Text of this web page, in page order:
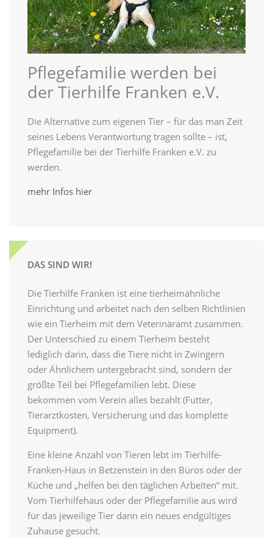
Pflegefamilie werden bei
der Tierhilfe Franken e.V.
Die Alternative zum eigenen Tier – für das man Zeit
seines Lebens Verantwortung tragen sollte – ist,
Pflegefamilie bei der Tierhilfe Franken e.V. zu
werden.
mehr Infos hier
DAS SIND WIR!
Die Tierhilfe Franken ist eine tierheimähnliche
Einrichtung und arbeitet nach den selben Richtlinien
wie ein Tierheim mit dem Veterinäramt zusammen.
Der Unterschied zu einem Tierheim besteht
lediglich darin, dass die Tiere nicht in Zwingern
oder Ähnlichem untergebracht sind, sondern der
größte Teil bei Pflegefamilien lebt. Diese
bekommen vom Verein alles bezahlt (Futter,
Tierarztkosten, Versicherung und das komplette
Equipment).
Eine kleine Anzahl von Tieren lebt im Tierhilfe-
Franken-Haus in Betzenstein in den Büros oder der
Küche und „helfen bei den täglichen Arbeiten“ mit.
Vom Tierhilfehaus oder der Pflegefamilie aus wird
für das jeweilige Tier dann ein neues endgültiges
Zuhause gesucht.